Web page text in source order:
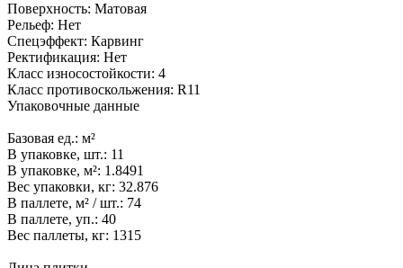
Поверхность: Матовая
Рельеф: Нет
Спецэффект: Карвинг
Ректификация: Нет
Класс износостойкости: 4
Класс противоскольжения: R11
Упаковочные данные
Базовая ед.: м²
В упаковке, шт.: 11
В упаковке, м²: 1.8491
Вес упаковки, кг: 32.876
В паллете, м² / шт.: 74
В паллете, уп.: 40
Вес паллеты, кг: 1315